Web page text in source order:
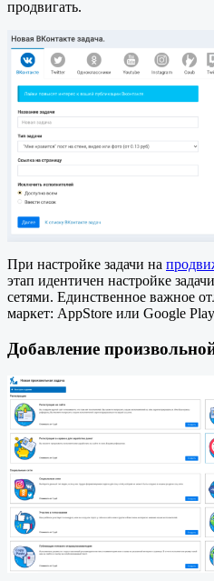
продвигать.
При настройке задачи на
этап идентичен настройке
сетями. Единственное важное
маркет: AppStore или Google
Добавление